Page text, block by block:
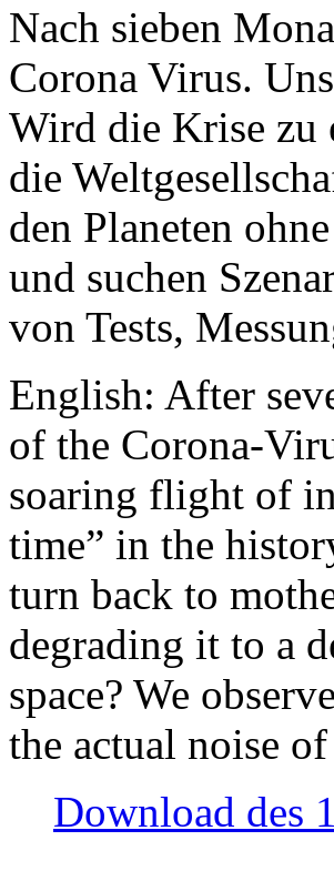
Nach sieben
Corona Virus.
Wird die Krise zu
die
den Planeten
und suchen
von Tests,
English: After
of the Corona-
soaring flight of
time” in the
turn back to
degrading it to a
space? We
the actual noise
Download des